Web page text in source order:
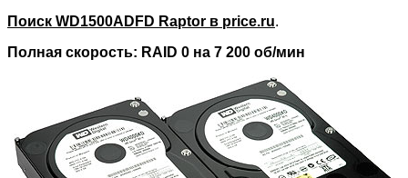
Поиск WD1500ADFD Raptor в price.ru.
Полная скорость: RAID 0 на 7 200 об/мин